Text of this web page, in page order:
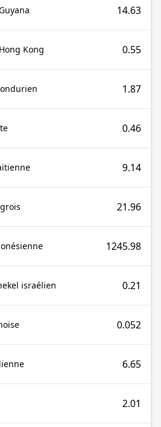
14.63
Kong 0.55
1.87
0.46
9.14
21.96
1245.98
israélien 0.21
0.052
6.65
2.01